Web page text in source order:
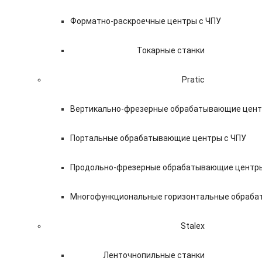
Форматно-раскроечные центры с ЧПУ
Токарные станки
Pratic
Вертикально-фрезерные обрабатывающие
Портальные обрабатывающие центры с ЧПУ
Продольно-фрезерные обрабатывающие
Многофункциональные горизонтальные
Stalex
Ленточнопильные станки